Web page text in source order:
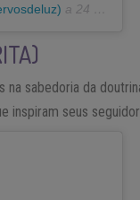
a24 de Fev, 2019 às 5:33 PST
sabedoria da
inspiram seus